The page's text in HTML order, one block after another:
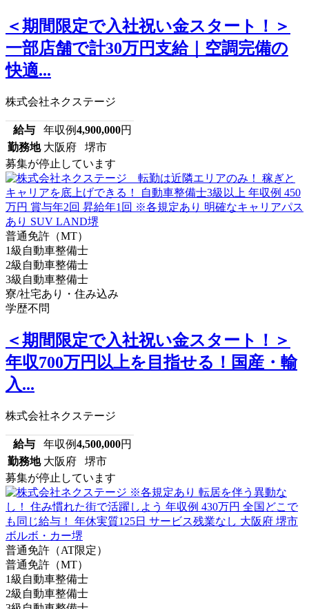
＜期間限定で入社祝い金スタート！＞
一部店舗で計30万円支給｜空調完備の
快適...
株式会社ネクステージ
給与 年収例4,900,000円
勤務地 大阪府 堺市
募集が停止しています
普通免許（MT）
1級自動車整備士
2級自動車整備士
3級自動車整備士
寮/社宅あり・住み込み
学歴不問
＜期間限定で入社祝い金スタート！＞
年収700万円以上を目指せる！国産・輸
入...
株式会社ネクステージ
給与 年収例4,500,000円
勤務地 大阪府 堺市
募集が停止しています
普通免許（AT限定）
普通免許（MT）
1級自動車整備士
2級自動車整備士